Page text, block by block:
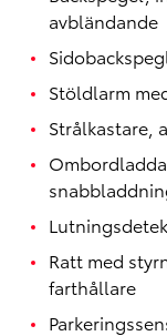
avbländande
Stöldlarm
Strålkastare,
Ratt med
farthållare